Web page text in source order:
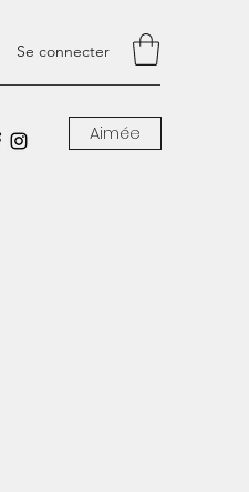
Se connecter
Aimée